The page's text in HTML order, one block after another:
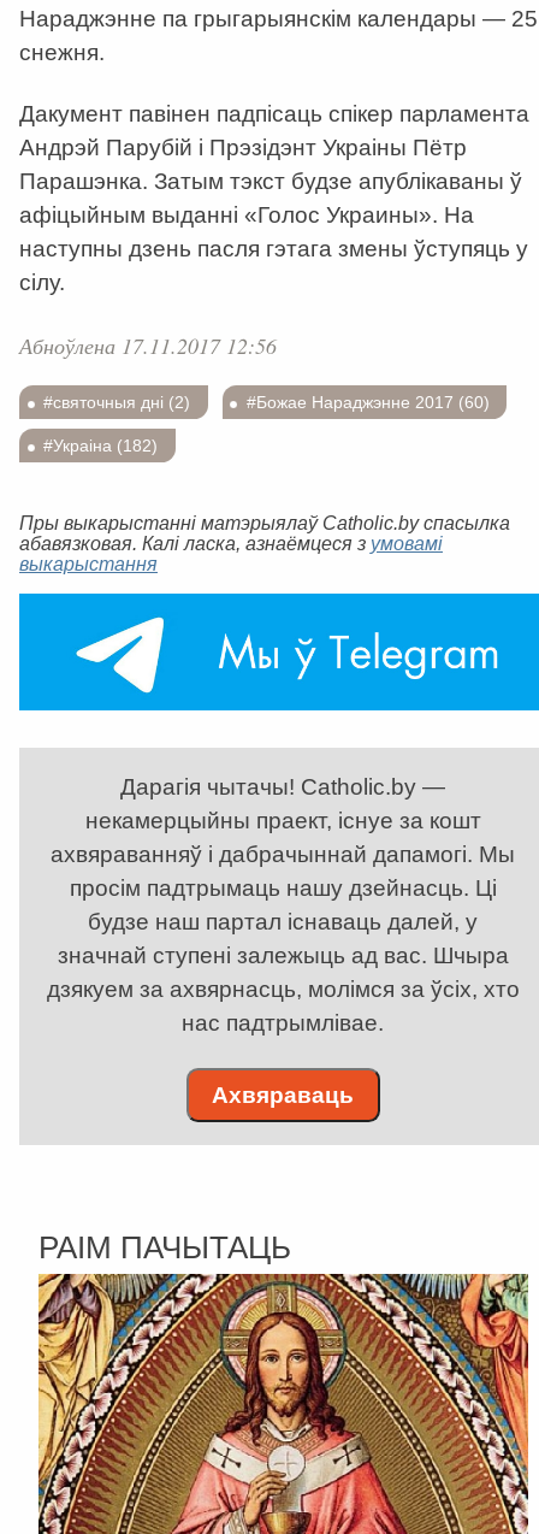
Нараджэнне па грыгарыянскім календары — 25
снежня.
Дакумент павінен падпісаць спікер парламента
Андрэй Парубій і Прэзідэнт Украіны Пётр
Парашэнка. Затым тэкст будзе апублікаваны ў
афіцыйным выданні «Голос Украины». На
наступны дзень пасля гэтага змены ўступяць у
сілу.
Абноўлена 17.11.2017 12:56
#святочныя дні (2) #Божае Нараджэнне 2017 (60)
#Украіна (182)
Пры выкарыстанні матэрыялаў Catholic.by спасылка
абавязковая. Калі ласка, азнаёмцеся з умовамі
выкарыстання
Дарагія чытачы! Catholic.by —
некамерцыйны праект, існуе за кошт
ахвяраванняў і дабрачыннай дапамогі. Мы
просім падтрымаць нашу дзейнасць. Ці
будзе наш партал існаваць далей, у
значнай ступені залежыць ад вас. Шчыра
дзякуем за ахвярнасць, молімся за ўсіх, хто
нас падтрымлівае.
Ахвяраваць
РАІМ ПАЧЫТАЦЬ